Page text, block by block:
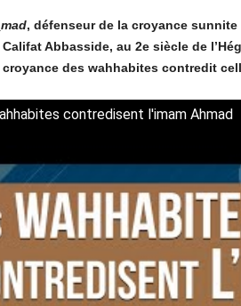
mad, défenseur de la croyance sunnite
Califat Abbasside, au 2e siècle de
croyance des wahhabites contredit
contredisent l'imam Ahmad